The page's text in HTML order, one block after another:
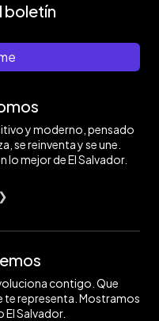
boletín
y moderno, pensado
se reinventa y se une.
mejor de El Salvador.
contigo. Que
te representa. Mostramos
El Salvador.